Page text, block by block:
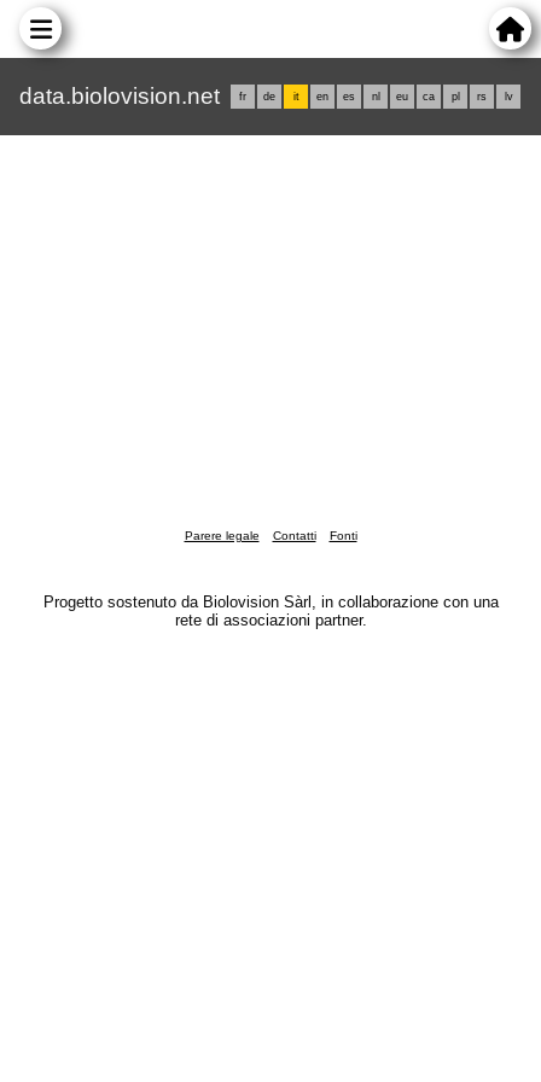
data.biolovision.net fr de it en es nl eu ca pl rs lv
Parere legale Contatti Fonti
Progetto sostenuto da Biolovision Sàrl, in collaborazione con una
rete di associazioni partner.